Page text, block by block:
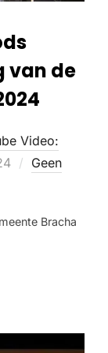
van de
Video:
Geen
Bracha